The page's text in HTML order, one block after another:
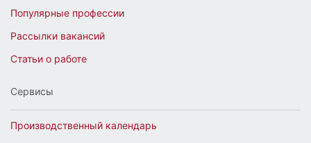
Популярные профессии
Рассылки вакансий
Статьи о работе
Сервисы
Производственный календарь